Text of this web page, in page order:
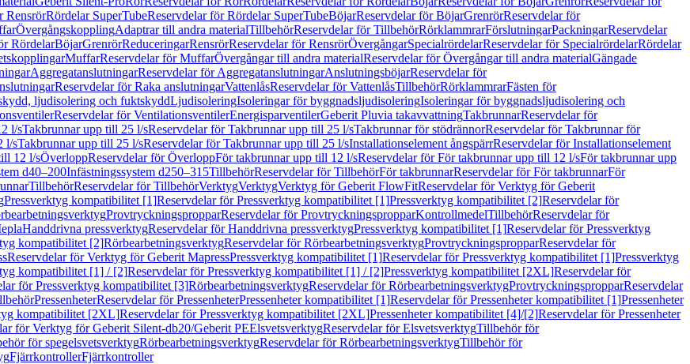
RensrörRördelar SuperTubeReservdelar för Rördelar SuperTubeBöjarReservdelar för BöjarGrenrörReservdelar för
ÖvergångskopplingAdaptrar till andra materialTillbehörReservdelar för TillbehörRörklammrarFörslutningarPackningarReservdelar
RördelarBöjarGrenrörReduceringarRensrörReservdelar för RensrörÖvergångarSpecialrördelarReservdelar för SpecialrördelarRördelar
MuffarReservdelar för MuffarÖvergångar till andra materialReservdelar för Övergångar till andra materialGängade
AggregatanslutningarReservdelar för AggregatanslutningarAnslutningsböjarReservdelar för
Reservdelar för Raka anslutningarVattenlåsReservdelar för VattenlåsTillbehörRörklammrarFästen för
ljudisolering och fuktskyddLjudisoleringIsoleringar för byggnadsljudisoleringIsoleringar för byggnadsljudisolering och
Reservdelar för VentilationsventilerEnergisparventilerGeberit Pluvia takavvattningTakbrunnarReservdelar för
l/sTakbrunnar upp till 25 l/sReservdelar för Takbrunnar upp till 25 l/sTakbrunnar för stödrännorReservdelar för Takbrunnar för
l/sTakbrunnar upp till 25 l/sReservdelar för Takbrunnar upp till 25 l/sInstallationselement ångspärrReservdelar för Installationselement
12 l/sÖverloppReservdelar för ÖverloppFör takbrunnar upp till 12 l/sReservdelar för För takbrunnar upp till 12 l/sFör takbrunnar upp
d40–200Infästningssystem d250–315TillbehörReservdelar för TillbehörFör takbrunnarReservdelar för För takbrunnarFör
TillbehörReservdelar för TillbehörVerktygVerktygVerktyg för Geberit FlowFitReservdelar för Verktyg för Geberit
Pressverktyg kompatibilitet [1]Reservdelar för Pressverktyg kompatibilitet [1]Pressverktyg kompatibilitet [2]Reservdelar för
ProvtryckningspropparReservdelar för ProvtryckningspropparKontrollmedelTillbehörReservdelar för
Handdrivna pressverktygReservdelar för Handdrivna pressverktygPressverktyg kompatibilitet [1]Reservdelar för Pressverktyg
kompatibilitet [2]RörbearbetningsverktygReservdelar för RörbearbetningsverktygProvtryckningspropparReservdelar för
Reservdelar för Verktyg för Geberit MapressPressverktyg kompatibilitet [1]Reservdelar för Pressverktyg kompatibilitet [1]Pressverktyg
kompatibilitet [1] / [2]Reservdelar för Pressverktyg kompatibilitet [1] / [2]Pressverktyg kompatibilitet [2XL]Reservdelar för
för Pressverktyg kompatibilitet [3]RörbearbetningsverktygReservdelar för RörbearbetningsverktygProvtryckningspropparReservdelar
PressenheterReservdelar för PressenheterPressenheter kompatibilitet [1]Reservdelar för Pressenheter kompatibilitet [1]Pressenheter
kompatibilitet [2XL]Reservdelar för Pressverktyg kompatibilitet [2XL]Pressenheter kompatibilitet [4]/[2]Reservdelar för Pressenheter
för Verktyg för Geberit Silent-db20/Geberit PEElsvetsverktygReservdelar för ElsvetsverktygTillbehör för
för spegelsvetsverktygRörbearbetningsverktygReservdelar för RörbearbetningsverktygTillbehör för
FjärrkontrollerFjärrkontroller